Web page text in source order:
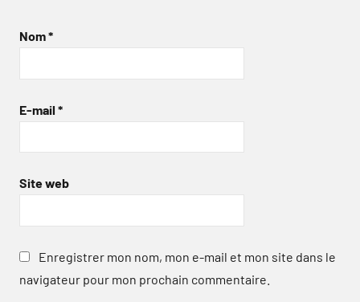
Nom*
E-mail *
Site web
Enregistrer mon nom, mon e-mail et mon site dans le
navigateur pour mon prochain commentaire.